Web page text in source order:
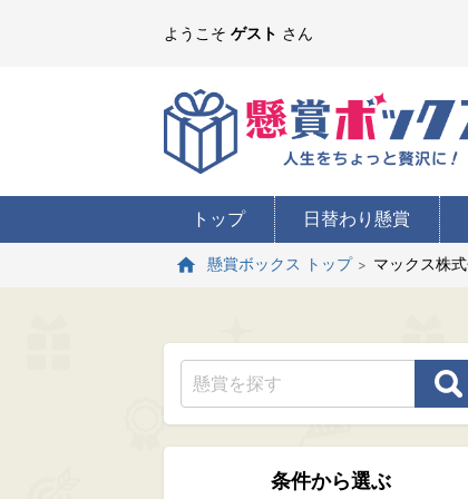
ようこそ ゲスト さん
トップ 日替わり懸賞
懸賞ボックス トップ マックス株
条件から選ぶ